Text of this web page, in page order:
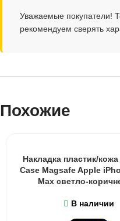
Уважаемые покупатели!
рекомендуем сверять
Похожие
Накладка пластик/
Case Magsafe Apple
Max светло-
В наличии